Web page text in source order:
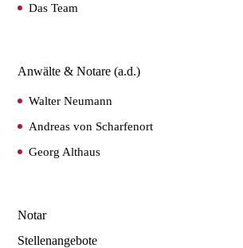
Das Team
Anwälte & Notare (a.d.)
Walter Neumann
Andreas von Scharfenort
Georg Althaus
Notar
Stellenangebote